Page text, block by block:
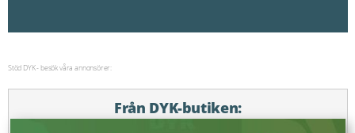
Stöd DYK - besök våra annonsörer:
Från DYK-butiken: